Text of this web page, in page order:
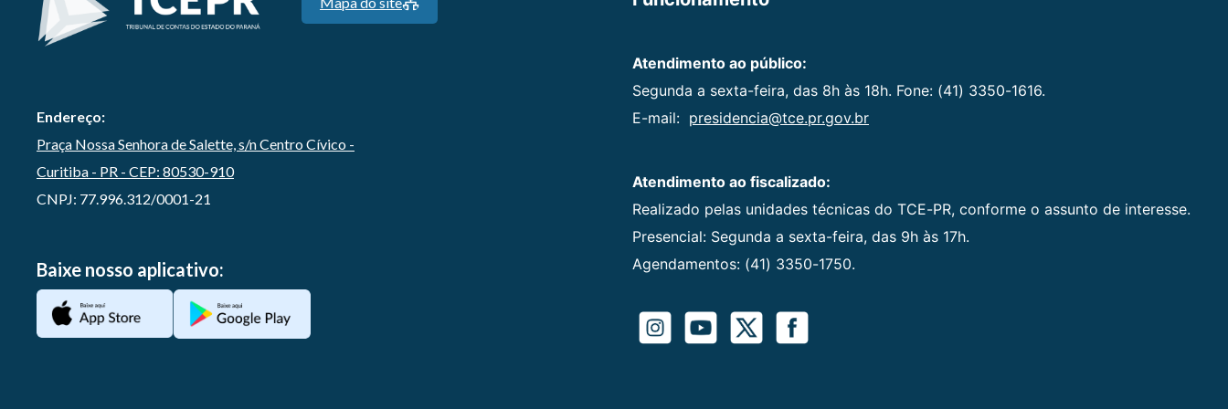
Endereço:
Praça Nossa Senhora de Salette, s/n Centro Cívico -
Curitiba - PR - CEP: 80530-910
CNPJ: 77.996.312/0001-21
Baixe nosso aplicativo:
Atendimento ao público:
Segunda a sexta-feira, das 8h às 18h. Fone: (41) 3350-1616.
E-mail: presidencia@tce.pr.gov.br
Atendimento ao fiscalizado:
Realizado pelas unidades técnicas do TCE-PR, conforme o assunto de interesse.
Presencial: Segunda a sexta-feira, das 9h às 17h.
Agendamentos: (41) 3350-1750.